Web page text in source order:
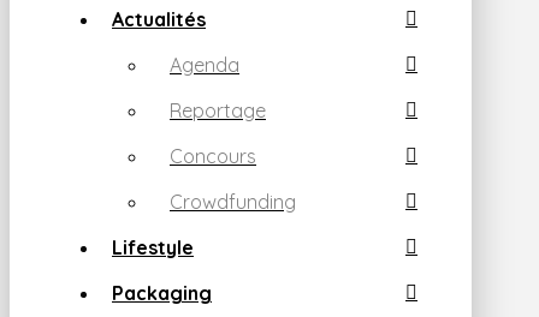
Actualités
Agenda
Reportage
Concours
Crowdfunding
Lifestyle
Packaging